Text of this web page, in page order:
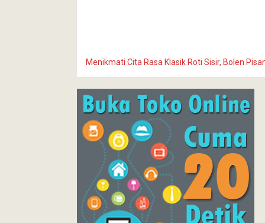
Menikmati Cita Rasa Klasik Roti Sisir, Bolen